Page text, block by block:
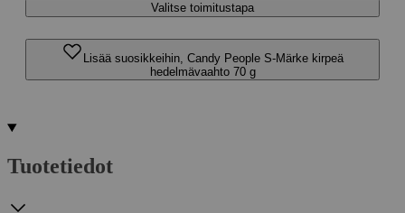
Valitse toimitustapa
Lisää suosikkeihin, Candy People S-Märke kirpeä
hedelmävaahto 70 g
Tuotetiedot